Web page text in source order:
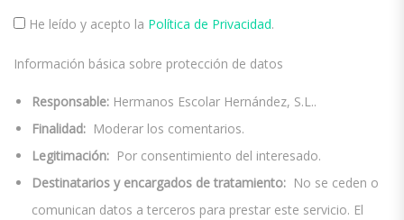
He leído y acepto la Política de Privacidad.
Información básica sobre protección de datos
Responsable: Hermanos Escolar Hernández, S.L..
Finalidad: Moderar los comentarios.
Legitimación: Por consentimiento del interesado.
Destinatarios y encargados de tratamiento: No se ceden o
comunican datos a terceros para prestar este servicio. El